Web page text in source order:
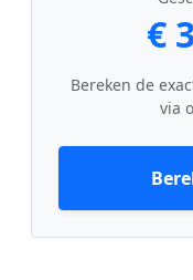
€
Bereken de
via